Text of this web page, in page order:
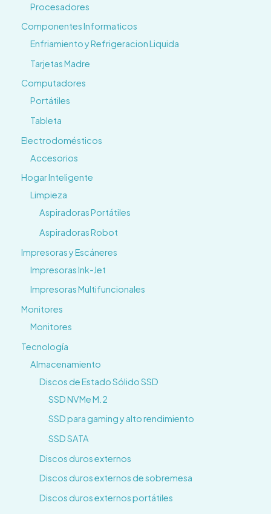
Procesadores
Componentes Informaticos
Enfriamiento y Refrigeracion Liquida
Tarjetas Madre
Computadores
Portátiles
Tableta
Electrodomésticos
Accesorios
Hogar Inteligente
Limpieza
Aspiradoras Portátiles
Aspiradoras Robot
Impresoras y Escáneres
Impresoras Ink-Jet
Impresoras Multifuncionales
Monitores
Monitores
Tecnología
Almacenamiento
Discos de Estado Sólido SSD
SSD NVMe M.2
SSD para gaming y alto rendimiento
SSD SATA
Discos duros externos
Discos duros externos de sobremesa
Discos duros externos portátiles